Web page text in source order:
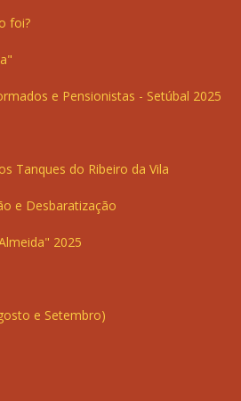
foi?
e Pensionistas - Setúbal 2025
Tanques do Ribeiro da Vila
e Desbaratização
2025
e Setembro)